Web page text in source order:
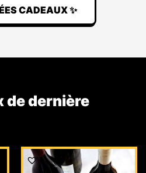
CADEAUX ✨
de dernière